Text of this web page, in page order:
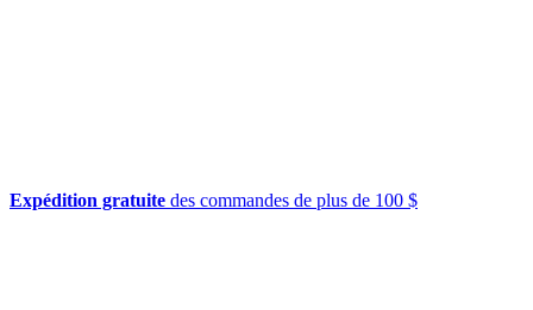
Expédition gratuite des commandes de plus de 100 $